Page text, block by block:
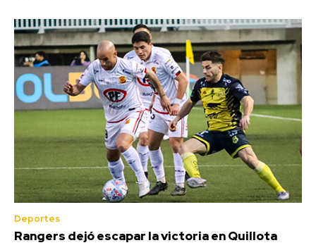
Deportes
Rangers dejó escapar la victoria en Quillota